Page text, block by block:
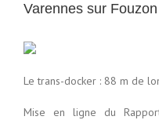
Varennes sur Fouzon
Le trans-docker : 88 m de
Mise en ligne du